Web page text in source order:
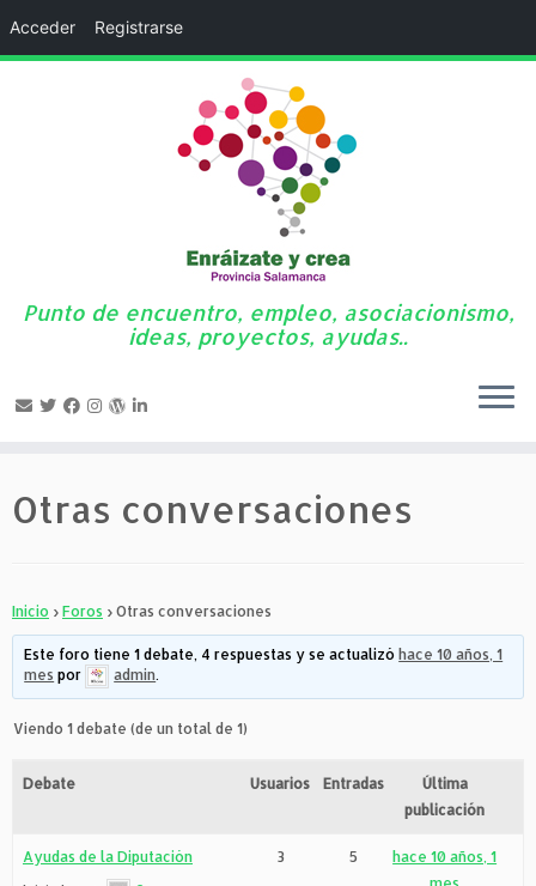
contenido
Punto de encuentro, empleo, asociacionismo,
ideas, proyectos, ayudas..
Otras conversaciones
Inicio › Foros › Otras conversaciones
Este foro tiene 1 debate, 4 respuestas y se actualizó hace 10 años, 1
mes por admin.
Viendo 1 debate (de un total de 1)
Debate Usuarios Entradas
Última
publicación
Ayudas de la Diputación 3 5
hace 10 años, 1
Acceder Registrarse